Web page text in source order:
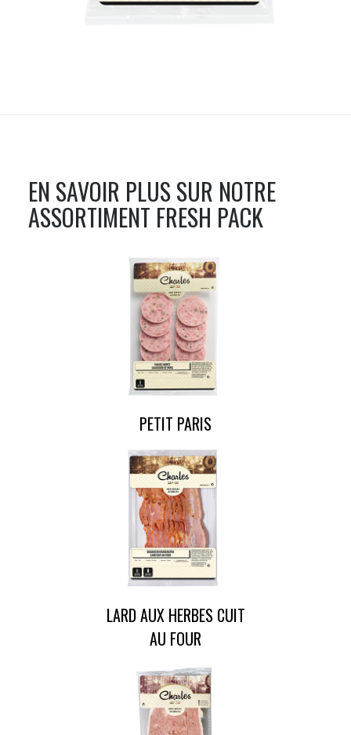
EN SAVOIR PLUS SUR NOTRE
ASSORTIMENT FRESH PACK
PETIT PARIS
LARD AUX HERBES CUIT
AU FOUR